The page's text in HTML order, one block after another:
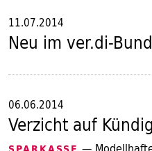
11.07.2014
Neu im ver.di-
06.06.2014
Verzicht auf